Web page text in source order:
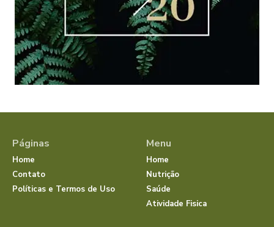
Páginas
Home
Contato
Políticas e Termos de Uso
Menu
Home
Nutrição
Saúde
Atividade Fisica